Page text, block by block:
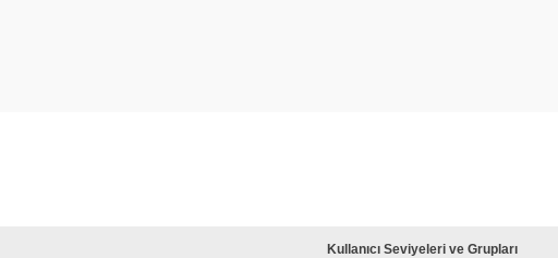
Kullanıcı Seviyeleri ve Grupları